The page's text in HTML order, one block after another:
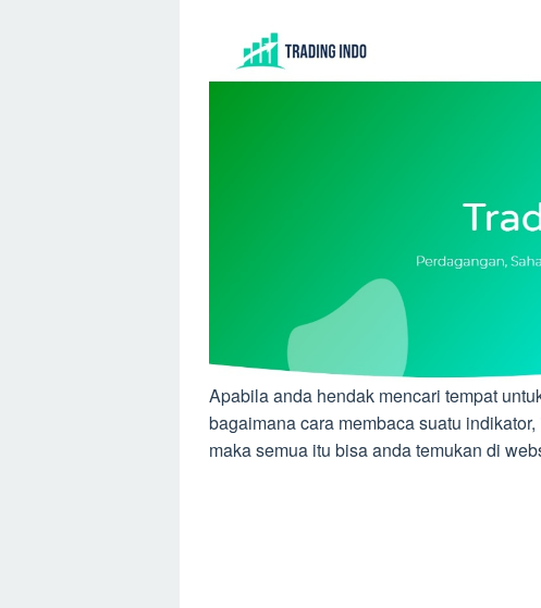
Apabila anda hendak mencari tempat
bagaimana cara membaca suatu
maka semua itu bisa anda temukan di